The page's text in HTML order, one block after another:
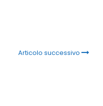
Articolo successivo